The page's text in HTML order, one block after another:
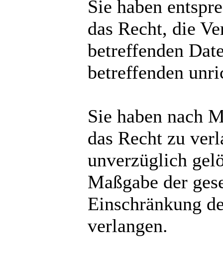
Sie haben
das Recht, die
betreffenden
betreffenden
Sie haben nach
das Recht zu
unverzüglich
Maßgabe der
Einschränkung
verlangen.